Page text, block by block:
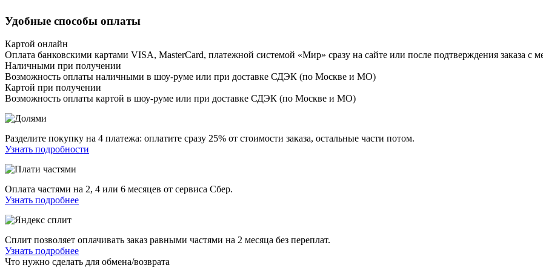
Удобные способы оплаты
Картой онлайн
Оплата банковскими картами VISA, MasterCard, платежной системой «Мир» сразу на сайте или после подтверждения заказа с
Наличными при получении
Возможность оплаты наличными в шоу-руме или при доставке СДЭК (по Москве и МО)
Картой при получении
Возможность оплаты картой в шоу-руме или при доставке СДЭК (по Москве и МО)
Разделите покупку на 4 платежа: оплатите сразу 25% от стоимости заказа, остальные части потом.
Узнать подробности
Оплата частями на 2, 4 или 6 месяцев от сервиса Сбер.
Узнать подробнее
Сплит позволяет оплачивать заказ равными частями на 2 месяца без переплат.
Узнать подробнее
Что нужно сделать для обмена/возврата